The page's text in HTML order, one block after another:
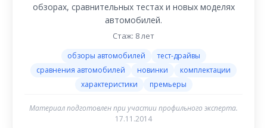
обзорах, сравнительных тестах и новых моделях
автомобилей.
Стаж: 8 лет
обзоры автомобилей
тест-драйвы
сравнения автомобилей
новинки
комплектации
характеристики
премьеры
Материал подготовлен при участии профильного эксперта.
17.11.2014